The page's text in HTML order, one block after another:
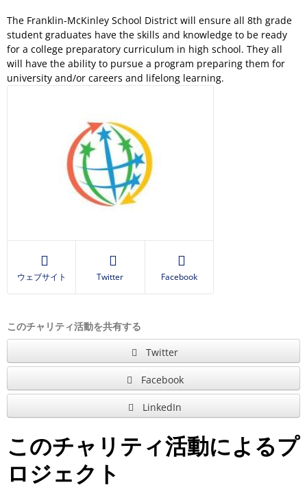
The Franklin-McKinley School District will ensure all 8th grade
student graduates have the skills and knowledge to be ready
for a college preparatory curriculum in high school. They all
will have the ability to pursue a program preparing them for
university and/or careers and lifelong learning.
ウェブサイト Twitter Facebook
このチャリティ活動を共有する
Twitter
Facebook
LinkedIn
このチャリティ活動によるプ
ロジェクト